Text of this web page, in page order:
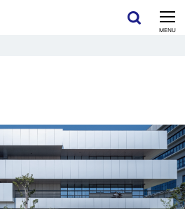
CLOSE
MENU